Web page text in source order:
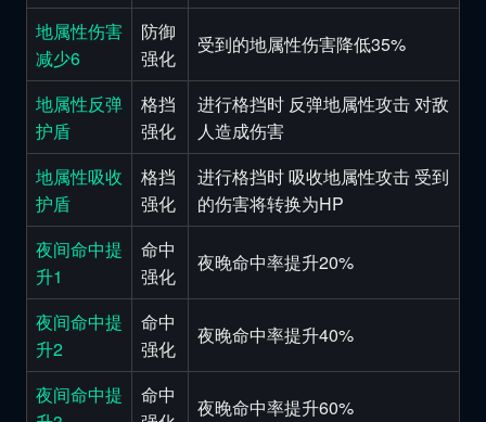
地属性伤害
减少6
防御
强化
受到的地属性伤害降低35%
地属性反弹
护盾
格挡
强化
进行格挡时 反弹地属性攻击 对敌
人造成伤害
地属性吸收
护盾
格挡
强化
进行格挡时 吸收地属性攻击 受到
的伤害将转换为HP
夜间命中提
升1
命中
强化
夜晚命中率提升20%
夜间命中提
升2
命中
强化
夜晚命中率提升40%
夜间命中提
命中
夜晚命中率提升60%